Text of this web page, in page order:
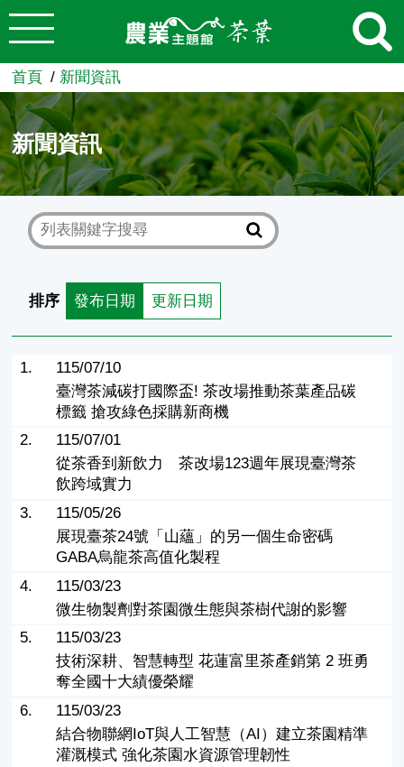
跳到主要內容
農業知識入口網
首頁 新聞資訊
新聞資訊
排序 發布日期 更新日期
1.
115/07/10
臺灣茶減碳打國際盃! 茶改場推動茶葉產品碳
標籤 搶攻綠色採購新商機
2.
115/07/01
從茶香到新飲力 茶改場123週年展現臺灣茶
飲跨域實力
3.
115/05/26
展現臺茶24號「山蘊」的另一個生命密碼
GABA烏龍茶高值化製程
4.
115/03/23
微生物製劑對茶園微生態與茶樹代謝的影響
5.
115/03/23
技術深耕、智慧轉型 花蓮富里茶產銷第 2 班勇
奪全國十大績優榮耀
6.
115/03/23
結合物聯網IoT與人工智慧（AI）建立茶園精準
灌溉模式 強化茶園水資源管理韌性